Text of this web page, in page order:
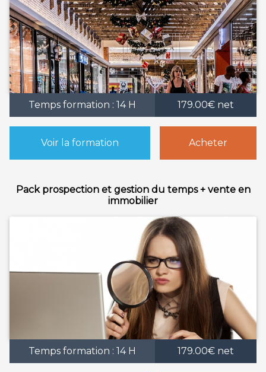
Temps formation : 14 H 179.00€ net
Voir la formation Acheter
Pack prospection et gestion du temps + vente en
immobilier
Temps formation : 14 H 179.00€ net